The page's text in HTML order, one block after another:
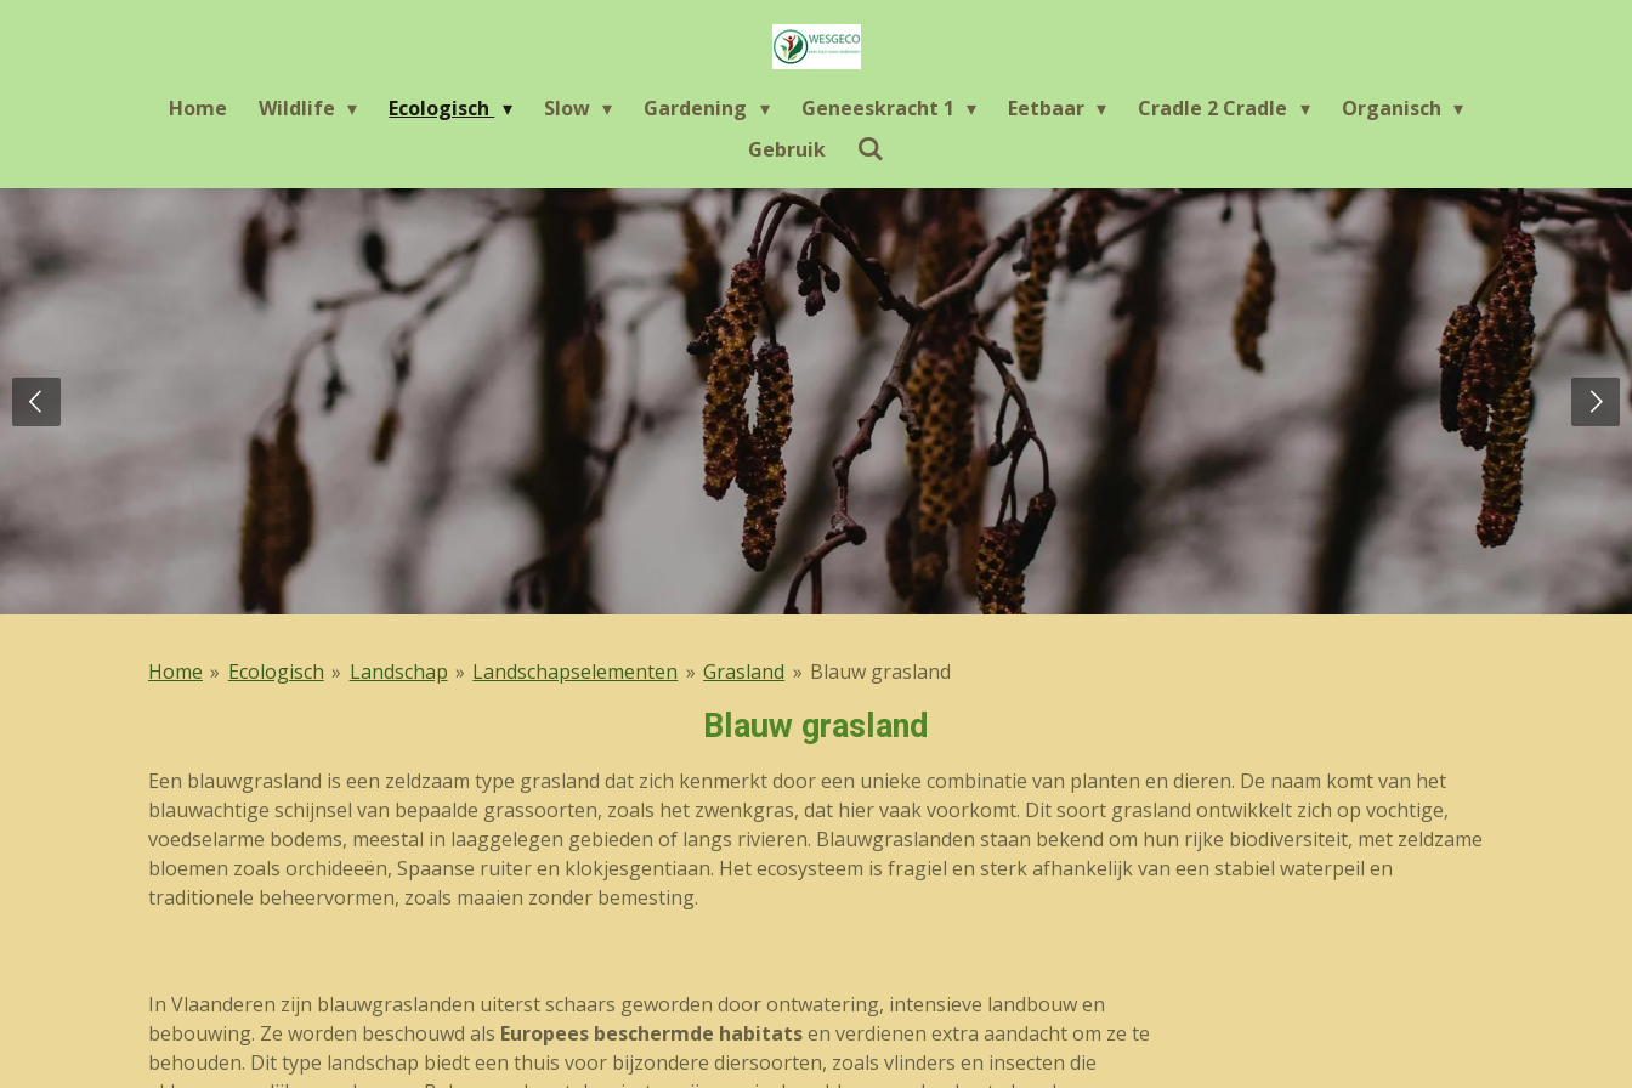
Home Wildlife Ecologisch Slow Gardening Geneeskracht 1 Eetbaar Cradle 2 Cradle
Organisch
Gebruik
Home » Ecologisch » Landschap » Landschapselementen » Grasland » Blauw grasland
Blauw grasland
Een blauwgrasland is een zeldzaam type grasland dat zich kenmerkt door een unieke combinatie van planten en dieren. De naam komt van het
blauwachtige schijnsel van bepaalde grassoorten, zoals het zwenkgras, dat hier vaak voorkomt. Dit soort grasland ontwikkelt zich op vochtige,
voedselarme bodems, meestal in laaggelegen gebieden of langs rivieren. Blauwgraslanden staan bekend om hun rijke biodiversiteit, met zeldzame
bloemen zoals orchideeën, Spaanse ruiter en klokjesgentiaan. Het ecosysteem is fragiel en sterk afhankelijk van een stabiel waterpeil en
traditionele beheervormen, zoals maaien zonder bemesting.
In Vlaanderen zijn blauwgraslanden uiterst schaars geworden door ontwatering, intensieve landbouw en
bebouwing. Ze worden beschouwd als Europees beschermde habitatsen verdienen extra aandacht om ze te
behouden. Dit type landschap biedt een thuis voor bijzondere diersoorten, zoals vlinders en insecten die